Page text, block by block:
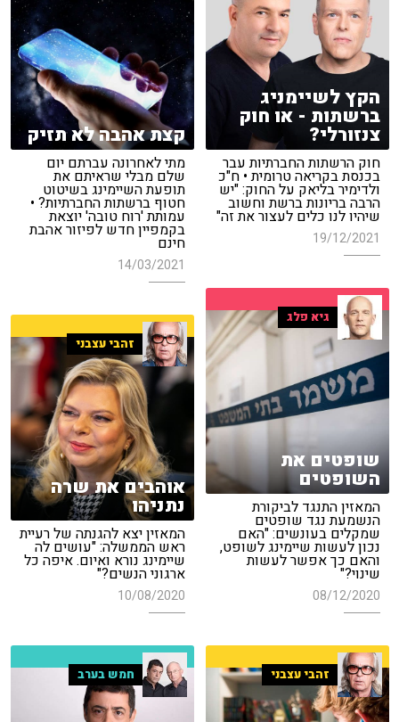
הקץ לשיימניג
ברשתות - או חוק
צנזורלי?
חוק הרשתות החברתיות עבר
בכנסת בקריאה טרומית • ח"כ
ולדימיר בליאק על החוק: "יש
הרבה בריונות ברשת וחשוב
שיהיו לנו כלים לעצור את זה"
19/12/2021
קצת אהבה לא תזיק
מתי לאחרונה עברתם יום
שלם מבלי שראיתם את
תופעת השיימינג בשיטוט
חטוף ברשתות החברתיות? •
עמותת 'רוח טובה' יוצאת
בקמפיין חדש לפיזור אהבת
חינם
14/03/2021
גיא פלג
שופטים את
השופטים
המאזין התנגד לביקורת
הנשמעת נגד שופטים
שמקלים בעונשים: "האם
נכון לעשות שיימינג לשופט,
והאם כך אפשר לעשות
שינוי?"
08/12/2020
זהבי עצבני
אוהבים את שרה
נתניהו
המאזין יצא להגנתה של רעיית
ראש הממשלה: "עושים לה
שיימינג נורא ואיום. איפה כל
ארגוני הנשים?"
10/08/2020
זהבי עצבני חמש בערב